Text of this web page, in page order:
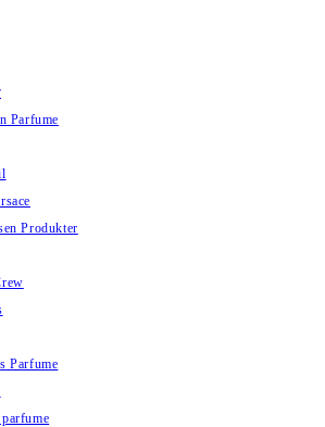
Parfume
Produkter
Parfume